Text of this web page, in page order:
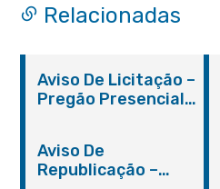
Relacionadas
Aviso De Licitação –
Pregão Presencial
Aviso De
Republicação –